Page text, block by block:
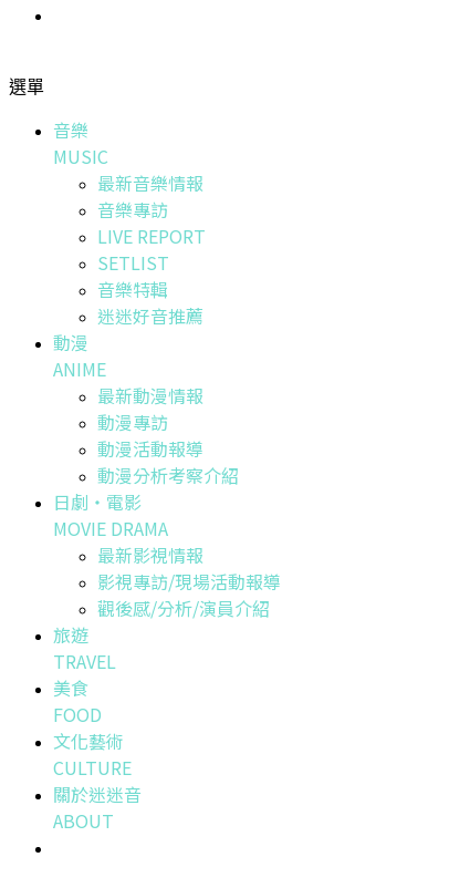
選單
音樂
MUSIC
最新音樂情報
音樂專訪
LIVE REPORT
SETLIST
音樂特輯
迷迷好音推薦
動漫
ANIME
最新動漫情報
動漫專訪
動漫活動報導
動漫分析考察介紹
日劇・電影
MOVIE DRAMA
最新影視情報
影視專訪/現場活動報導
觀後感/分析/演員介紹
旅遊
TRAVEL
美食
FOOD
文化藝術
CULTURE
關於迷迷音
ABOUT